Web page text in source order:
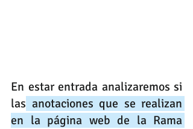
En estar entrada analizaremos si
las anotaciones que se realizan
en la página web de la Rama